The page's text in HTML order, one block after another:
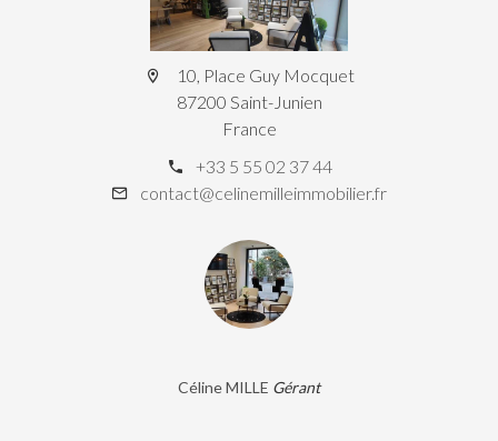
10, Place Guy Mocquet
87200 Saint-Junien
France
+33 5 55 02 37 44
contact@celinemilleimmobilier.fr
Céline MILLE Gérant